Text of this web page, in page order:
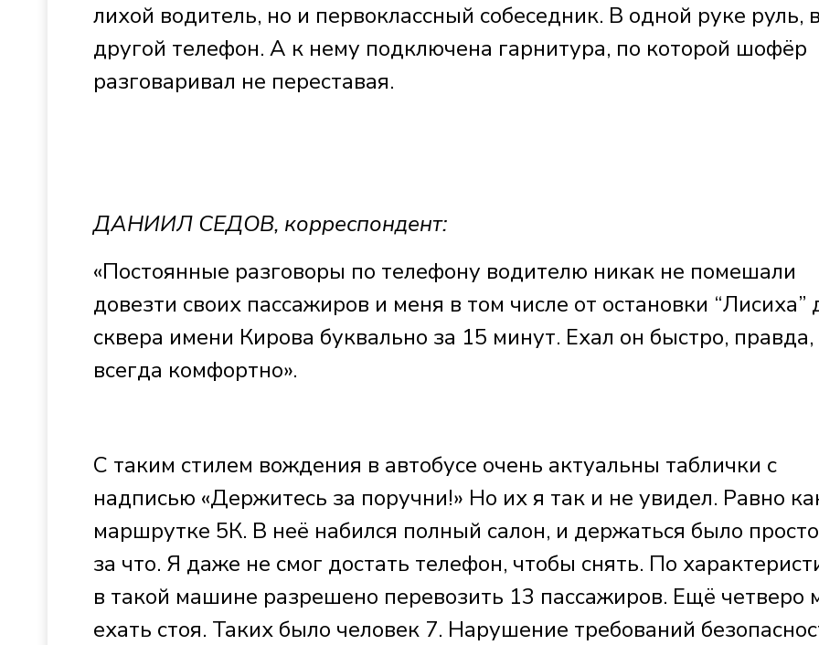
лихой водитель, но и первоклассный собеседник. В одной руке руль, в
другой телефон. А к нему подключена гарнитура, по которой шофёр
разговаривал не переставая.
ДАНИИЛ СЕДОВ, корреспондент:
«Постоянные разговоры по телефону водителю никак не помешали
довезти своих пассажиров и меня в том числе от остановки “Лисиха”
сквера имени Кирова буквально за 15 минут. Ехал он быстро, правда,
всегда комфортно».
С таким стилем вождения в автобусе очень актуальны таблички с
надписью «Держитесь за поручни!» Но их я так и не увидел. Равно
маршрутке 5К. В неё набился полный салон, и держаться было
за что. Я даже не смог достать телефон, чтобы снять. По
в такой машине разрешено перевозить 13 пассажиров. Ещё четверо
ехать стоя. Таких было человек 7. Нарушение требований